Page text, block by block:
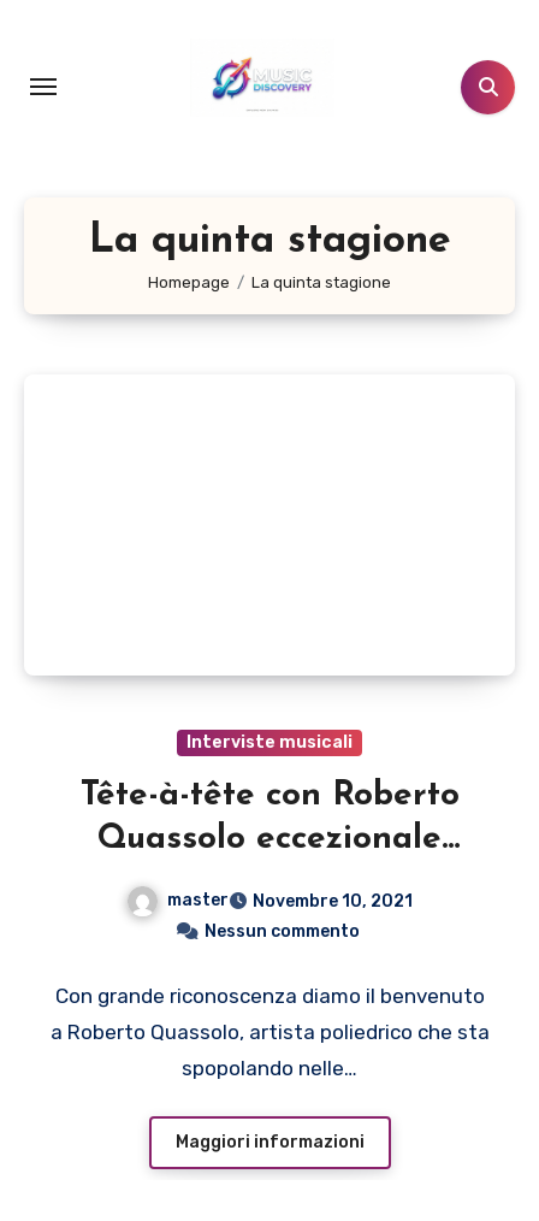
contenuto
La quinta stagione
Homepage La quinta stagione
Interviste musicali
Tête-à-tête con Roberto
Quassolo eccezionale
master
Novembre 10, 2021
Nessun commento
Con grande riconoscenza diamo il benvenuto
a Roberto Quassolo, artista poliedrico che sta
spopolando nelle…
Maggiori informazioni